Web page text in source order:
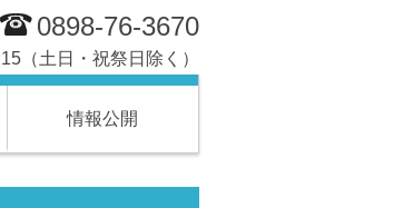
0898-76-3670
（土日・祝祭日除く）
情報公開